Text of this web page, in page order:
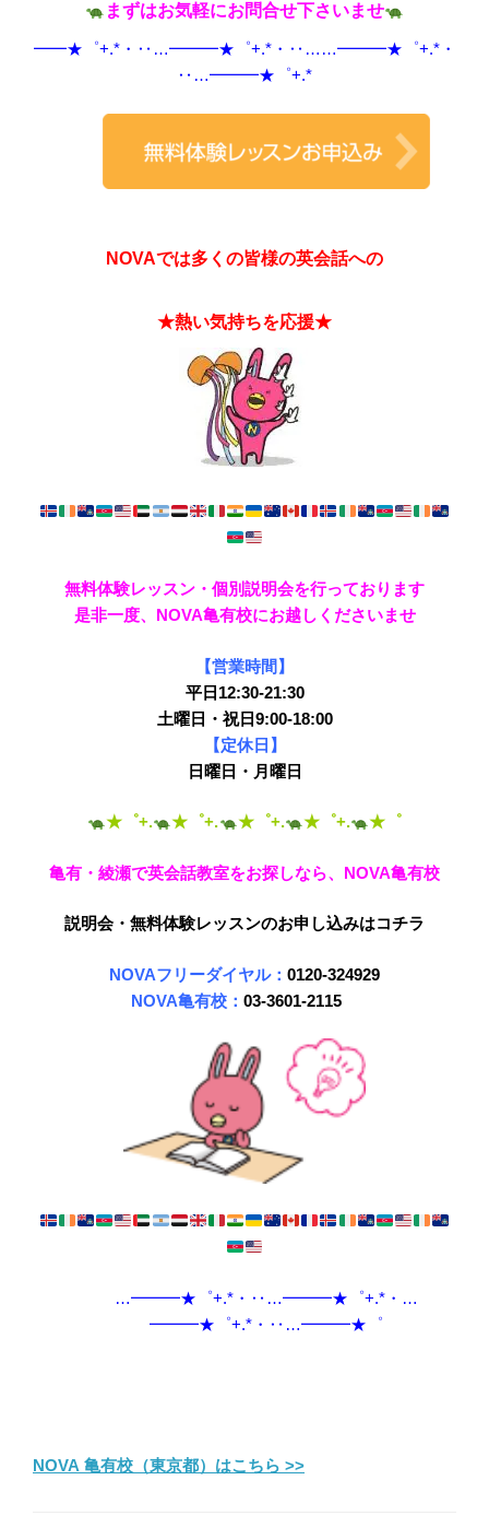
まずはお気軽にお問合せ下さいませ
━━★゜+.*・‥…━━━★゜+.*・‥… …━━━★゜+.*・
‥…━━━★゜+.*
NOVAでは多くの皆様の英会話への
★熱い気持ちを応援★
無料体験レッスン・個別説明会を行っております
是非一度、NOVA亀有校にお越しくださいませ
【営業時間】
平日12:30-21:30
土曜日・祝日9:00-18:00
【定休日】
日曜日・月曜日
★゜+. ★゜+. ★゜+. ★゜+. ★゜
亀有・綾瀬で英会話教室をお探しなら、NOVA亀有校
説明会・無料体験レッスンのお申し込みはコチラ
NOVAフリーダイヤル： 0120-324929
NOVA亀有校： 03-3601-2115
…━━━★゜+.*・‥…━━━★゜+.*・…
━━━★゜+.*・‥…━━━★゜
NOVA 亀有校（東京都）はこちら >>